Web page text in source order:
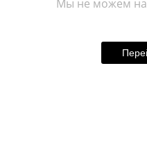
Мы не можем